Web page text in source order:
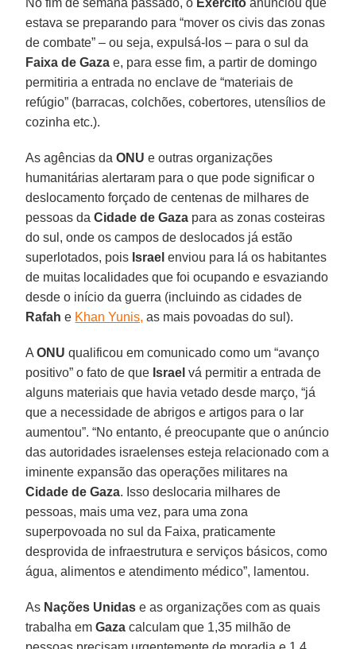
estava se preparando para “mover os civis das zonas
de combate” – ou seja, expulsá-los – para o sul da
Faixa de Gaza e, para esse fim, a partir de domingo
permitiria a entrada no enclave de “materiais de
refúgio” (barracas, colchões, cobertores, utensílios de
cozinha etc.).
As agências daONU e outras organizações
humanitárias alertaram para o que pode significar o
deslocamento forçado de centenas de milhares de
pessoas daCidade de Gaza para as zonas costeiras
do sul, onde os campos de deslocados já estão
superlotados, pois Israel enviou para lá os habitantes
de muitas localidades que foi ocupando e esvaziando
desde o início da guerra (incluindo as cidades de
Rafah e Khan Yunis, as mais povoadas do sul).
AONU qualificou em comunicado como um “avanço
positivo” o fato de que Israel vá permitir a entrada de
alguns materiais que havia vetado desde março, “já
que a necessidade de abrigos e artigos para o lar
aumentou”. “No entanto, é preocupante que o anúncio
das autoridades israelenses esteja relacionado com a
iminente expansão das operações militares na
Cidade de Gaza. Isso deslocaria milhares de
pessoas, mais uma vez, para uma zona
superpovoada no sul da Faixa, praticamente
desprovida de infraestrutura e serviços básicos, como
água, alimentos e atendimento médico”, lamentou.
As Nações Unidas e as organizações com as quais
trabalha emGaza calculam que 1,35 milhão de